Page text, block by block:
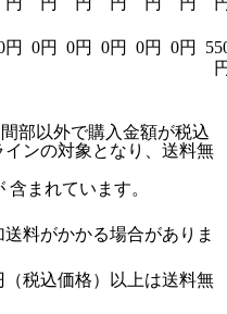
円 0円 0円 0円 0円 0円
部以外で購入金額が税込
ンの対象となり、送料無
まれています。
料がかかる場合がありま
（税込価格）以上は送料無